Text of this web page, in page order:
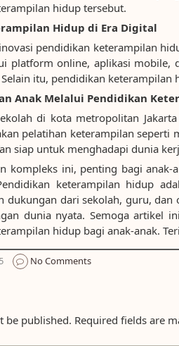
hidup tersebut.
Hidup di Era Digital
pendidikan keterampilan
platform online, aplikasi
itu, pendidikan
Anak Melalui Pendidikan
di kota metropolitan
pelatihan keterampilan seperti
siap untuk menghadapi dunia
kompleks ini, penting bagi
keterampilan hidup
dukungan dari sekolah, guru,
dunia nyata. Semoga artikel
hidup bagi anak-anak.
No Comments
be published. Required fields are